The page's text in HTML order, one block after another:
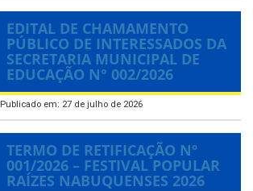
EDITAL DE CHAMAMENTO
PÚBLICO DE INTERESSADOS DA
SECRETARIA MUNICIPAL DE
EDUCAÇÃO N° 002/2026
Publicado em: 27 de julho de 2026
TERMO DE RETIFICAÇÃO Nº
001/2026 – FESTIVAL POPULAR
RAÍZES NABUQUENSES 2026